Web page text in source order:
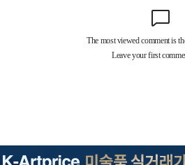
의' 차가원 대표 구속 송치
독 원인은 멕시코산 할라피뇨"-- CDC
(0.74%) 상승한 807.62개장